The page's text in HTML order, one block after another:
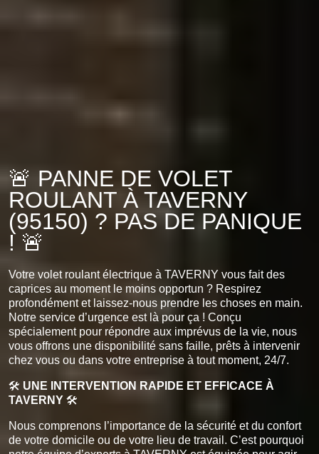
🚨 PANNE DE VOLET
ROULANT À TAVERNY
(95150) ? PAS DE PANIQUE
! 🚨
Votre volet roulant électrique à TAVERNY vous fait des
caprices au moment le moins opportun ? Respirez
profondément et laissez-nous prendre les choses en main.
Notre service d’urgence est là pour ça ! Conçu
spécialement pour répondre aux imprévus de la vie, nous
vous offrons une disponibilité sans faille, prêts à intervenir
chez vous ou dans votre entreprise à tout moment, 24/7.
🛠️ UNE INTERVENTION RAPIDE ET EFFICACE À
TAVERNY 🛠️
Nous comprenons l’importance de la sécurité et du confort
de votre domicile ou de votre lieu de travail. C’est pourquoi